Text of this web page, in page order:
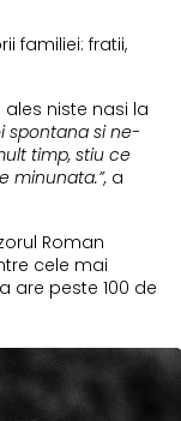
familiei: fratii,
niste nasi la
spontana si ne-
timp, stiu ce
minunata.”, a
Roman
cele mai
are peste 100 de